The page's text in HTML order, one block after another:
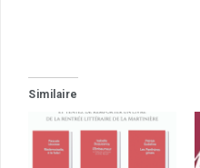
Similaire